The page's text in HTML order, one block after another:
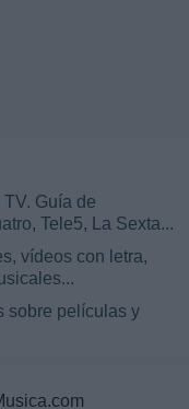
Guía de
Tele5, La Sexta...
vídeos con letra,
sobre películas y